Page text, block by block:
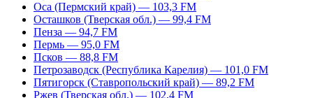
Оса (Пермский край) — 103,3 FM
Осташков (Тверская обл.) — 99,4 FM
Пенза — 94,7 FM
Пермь — 95,0 FM
Псков — 88,8 FM
Петрозаводск (Республика Карелия) — 101,0 FM
Пятигорск (Ставропольский край) — 89,2 FM
Ржев (Тверская обл.) — 102,4 FM